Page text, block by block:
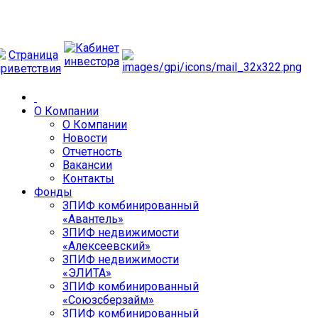
О Компании
О Компании
Новости
Отчетность
Вакансии
Контакты
Фонды
ЗПИФ комбинированный
«Авантель»
ЗПИФ недвижимости
«Алексеевский»
ЗПИФ недвижимости
«ЭЛИТА»
ЗПИФ комбинированный
«Союзсберзайм»
ЗПИФ комбинированный